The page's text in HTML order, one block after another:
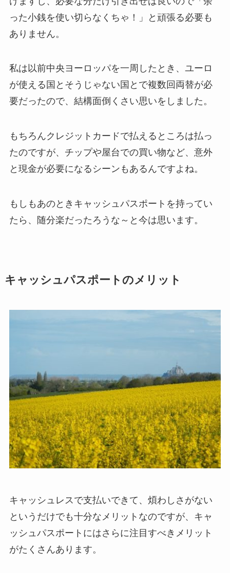
った小銭を使い切らなくちゃ！」と頑張る必要も
ありません。
私は以前中央ヨーロッパを一周したとき、ユーロ
が使える国とそうじゃない国とで複数回両替が必
要だったので、結構面倒くさい思いをしました。
もちろんクレジットカードで払えるところは払っ
たのですが、チップや屋台での買い物など、意外
と現金が必要になるシーンもあるんですよね。
もしもあのときキャッシュパスポートを持ってい
たら、随分楽だったろうな～と今は思います。
キャッシュパスポートのメリット
キャッシュレスで支払いできて、煩わしさがない
というだけでも十分なメリットなのですが、キャ
ッシュパスポートにはさらに注目すべきメリット
がたくさんあります。